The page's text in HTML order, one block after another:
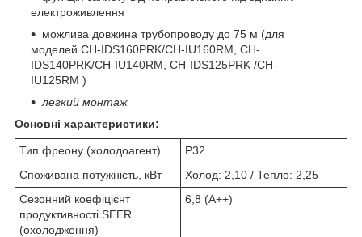
електроживлення
можлива довжина трубопроводу до 75 м (для
моделей CH-IDS160PRK/CH-IU160RM, CH-
IDS140PRK/CH-IU140RM, CH-IDS125PRK /CH-
IU125RM )
легкий монтаж
Основні характеристики:
Тип фреону (холодоагент)
Р32
Споживана потужність, кВт
Холод: 2,10 / Тепло: 2,25
Сезонний коефіцієнт
продуктивності SEER
(охолодження)
6,8 (А++)